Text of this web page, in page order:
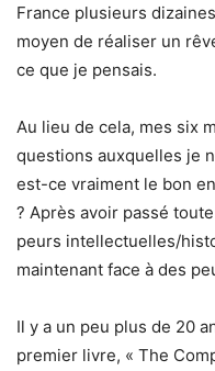
France plusieurs
moyen de réaliser un
ce que je pensais.
Au lieu de cela, mes six
questions auxquelles je
est-ce vraiment le bon
? Après avoir passé
peurs intellectuelles/
maintenant face à des
Il y a un peu plus de 20
premier livre, « The